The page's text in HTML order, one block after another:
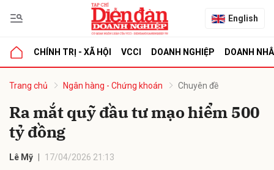
English
CHÍNH TRỊ - XÃ HỘI VCCI DOANH NGHIỆP DOANH
Trang chủ Ngân hàng - Chứng khoán Chuyên đề
Ra mắt quỹ đầu tư mạo hiểm 500
tỷ đồng
Lê Mỹ 17/04/2026 21:13
luận